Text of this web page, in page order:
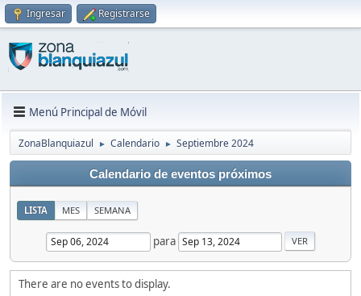
Ingresar Registrarse
Menú Principal de Móvil
ZonaBlanquiazul ► Calendario ► Septiembre 2024
Calendario de eventos próximos
LISTA MES SEMANA
para
There are no events to display.